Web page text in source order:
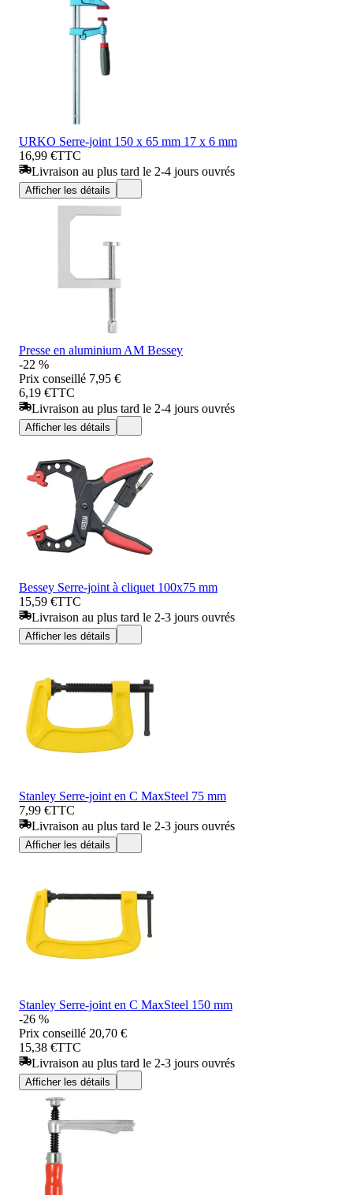
URKO Serre-joint 150 x 65 mm 17 x 6 mm
16,99 €TTC
Livraison au plus tard le 2-4 jours ouvrés
Afficher les détails
Presse en aluminium AM Bessey
-22 %
Prix conseillé 7,95 €
6,19 €TTC
Livraison au plus tard le 2-4 jours ouvrés
Afficher les détails
Bessey Serre-joint à cliquet 100x75 mm
15,59 €TTC
Livraison au plus tard le 2-3 jours ouvrés
Afficher les détails
Stanley Serre-joint en C MaxSteel 75 mm
7,99 €TTC
Livraison au plus tard le 2-3 jours ouvrés
Afficher les détails
Stanley Serre-joint en C MaxSteel 150 mm
-26 %
Prix conseillé 20,70 €
15,38 €TTC
Livraison au plus tard le 2-3 jours ouvrés
Afficher les détails